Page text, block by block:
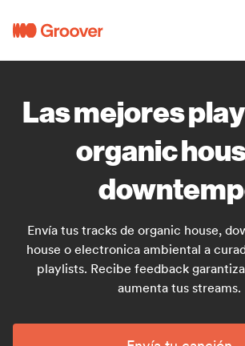
Las mejores
organic
Envía tus tracks de organic house,
house o electronica ambiental a
playlists. Recibe feedback
aumenta tus streams.